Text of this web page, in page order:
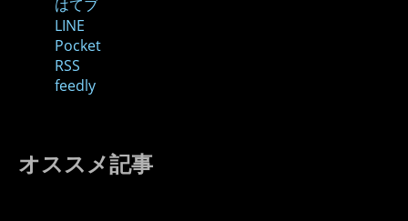
はてブ
LINE
Pocket
RSS
feedly
オススメ記事